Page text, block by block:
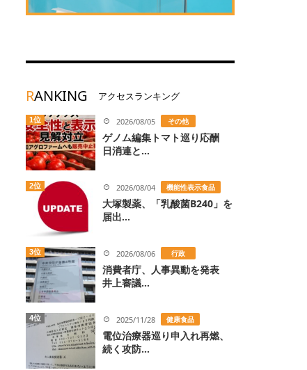
RANKING アクセスランキング
1位 2026/08/05 その他
ゲノム編集トマト巡り応酬
日消連と...
2位 2026/08/04 機能性表示食品
大塚製薬、「乳酸菌B240」を
届出...
3位 2026/08/06 行政
消費者庁、人事異動を発表
井上審議...
4位 2025/11/28 健康食品
電位治療器巡り申入れ再燃、
続く攻防...